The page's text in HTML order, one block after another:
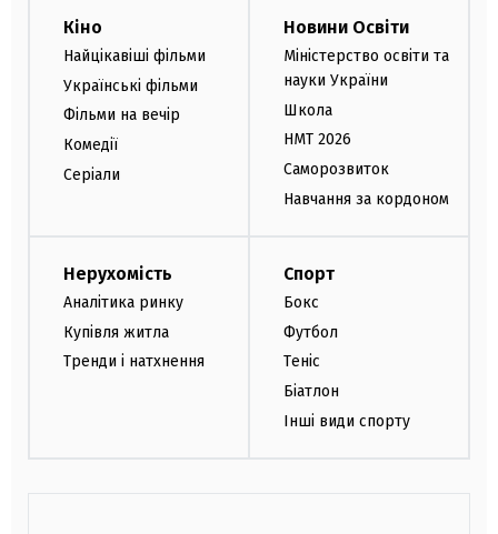
Кіно
Найцікавіші фільми
Українські фільми
Фільми на вечір
Комедії
Серіали
Новини Освіти
Міністерство освіти та
науки України
Школа
НМТ 2026
Саморозвиток
Навчання за кордоном
Нерухомість
Аналітика ринку
Купівля житла
Тренди і натхнення
Спорт
Бокс
Футбол
Теніс
Біатлон
Інші види спорту